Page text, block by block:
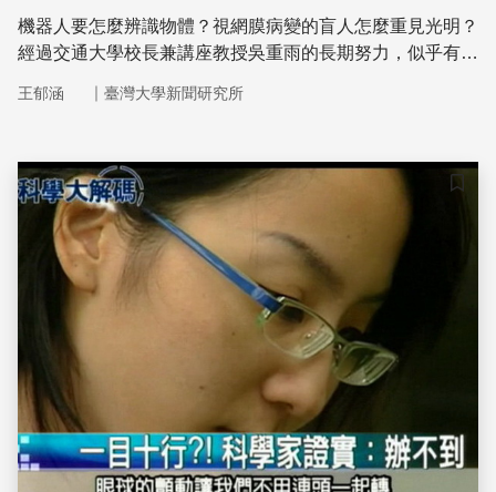
機器人要怎麼辨識物體？視網膜病變的盲人怎麼重見光明？
經過交通大學校長兼講座教授吳重雨的長期努力，似乎有了
王郁涵 ｜ 臺灣大學新聞研究所
儲存